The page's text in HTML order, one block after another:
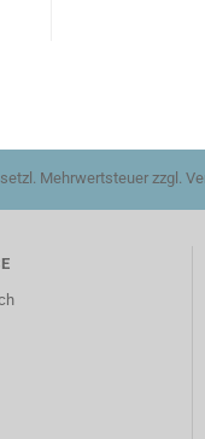
Mehrwertsteuer zzgl.